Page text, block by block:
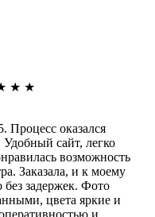
★ ★
Процесс оказался
сайт, легко
возможность
Заказала, и к моему
задержек. Фото
цвета яркие и
и